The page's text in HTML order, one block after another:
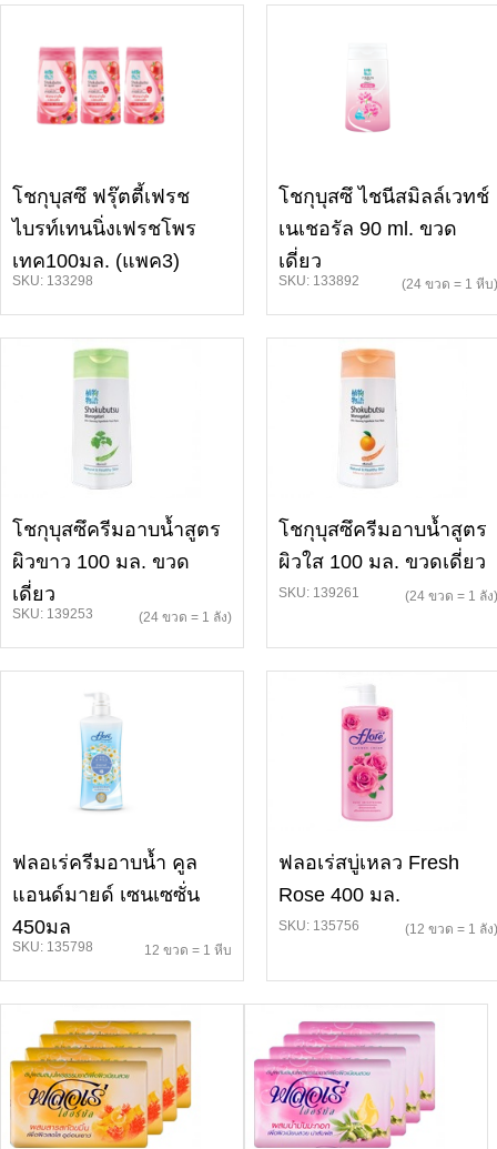
โชกุบุสซึ ฟรุ๊ตตี้เฟรช
ไบรท์เทนนิ่งเฟรชโพร
เทค100มล. (แพค3)
SKU: 133298
โชกุบุสซึ ไชนีสมิลล์เวทช์
เนเชอรัล 90 ml. ขวด
เดี่ยว
SKU: 133892 (24 ขวด = 1 หีบ)
โชกุบุสซึครีมอาบน้ำสูตร
ผิวขาว 100 มล. ขวด
เดี่ยว
SKU: 139253 (24 ขวด = 1 ลัง)
โชกุบุสซึครีมอาบน้ำสูตร
ผิวใส 100 มล. ขวดเดี่ยว
SKU: 139261 (24 ขวด = 1 ลัง)
ฟลอเร่ครีมอาบน้ำ คูล
แอนด์มายด์ เซนเซซั่น
450มล
SKU: 135798 12 ขวด = 1 หีบ
ฟลอเร่สบู่เหลว Fresh
Rose 400 มล.
SKU: 135756 (12 ขวด = 1 ลัง)